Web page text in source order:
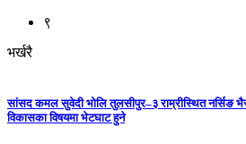
९
भर्खरै
सांसद कमल सुवेदी भोलि तुलसीपुर–३ राम्रीस्थित नर्सिङ
विकासका विषयमा भेटघाट हुने